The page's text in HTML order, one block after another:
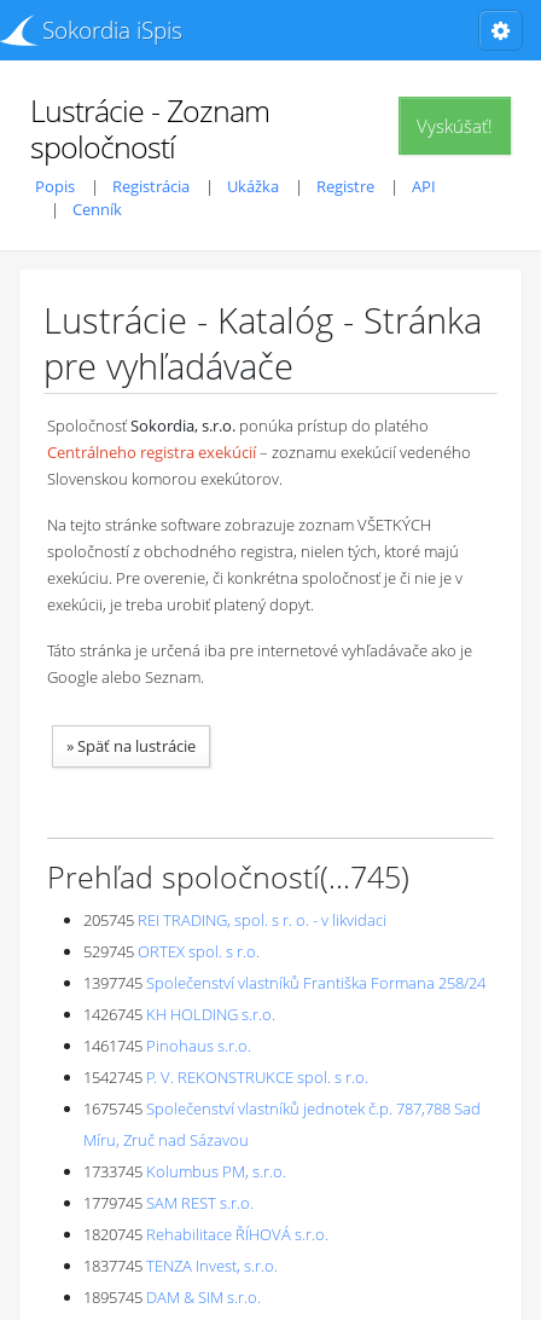
Sokordia iSpis
Vyskúšať!
Lustrácie - Zoznam
spoločností
Popis Registrácia Ukážka Registre
API
Cenník
Lustrácie - Katalóg - Stránka
pre vyhľadávače
SpoločnosťSokordia, s.r.o. ponúka prístup do platého
Centrálneho registra exekúcií– zoznamu exekúcií vedeného
Slovenskou komorou exekútorov.
Na tejto stránke software zobrazuje zoznam VŠETKÝCH
spoločností z obchodného registra, nielen tých, ktoré majú
exekúciu. Pre overenie, či konkrétna spoločnosť je či nie je v
exekúcii, je treba urobiť platený dopyt.
Táto stránka je určená iba pre internetové vyhľadávače ako je
Google alebo Seznam.
»Späť na lustrácie
Prehľad spoločností(...745)
205745 REI TRADING, spol. s r. o. - v likvidaci
529745ORTEX spol. s r.o.
1397745Společenství vlastníků Františka Formana 258/24
1426745 KH HOLDING s.r.o.
1461745 Pinohaus s.r.o.
1542745 P. V. REKONSTRUKCE spol. s r.o.
1675745Společenství vlastníků jednotek č.p. 787,788 Sad
Míru, Zruč nad Sázavou
1733745 Kolumbus PM, s.r.o.
1779745SAM REST s.r.o.
1820745 Rehabilitace ŘÍHOVÁ s.r.o.
1837745TENZA Invest, s.r.o.
1895745 DAM & SIM s.r.o.